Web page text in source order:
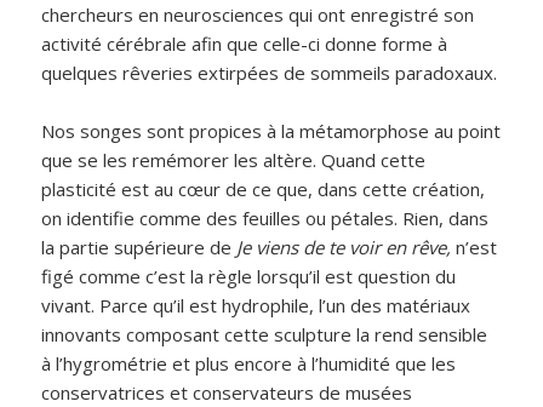
chercheurs en neurosciences qui ont enregistré son
activité cérébrale afin que celle-ci donne forme à
quelques rêveries extirpées de sommeils paradoxaux.
Nos songes sont propices à la métamorphose au point
que se les remémorer les altère. Quand cette
plasticité est au cœur de ce que, dans cette création,
on identifie comme des feuilles ou pétales. Rien, dans
la partie supérieure de Je viens de te voir en rêve,n’est
figé comme c’est la règle lorsqu’il est question du
vivant. Parce qu’il est hydrophile, l’un des matériaux
innovants composant cette sculpture la rend sensible
à l’hygrométrie et plus encore à l’humidité que les
conservatrices et conservateurs de musées